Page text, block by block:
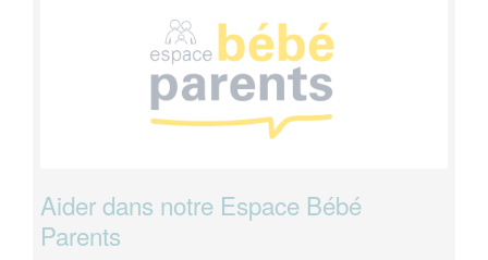
Aider dans notre Espace Bébé
Parents